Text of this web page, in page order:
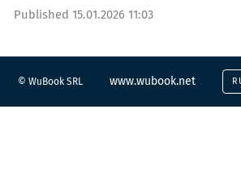
Published 15.01.2026 11:03
© WuBook SRL www.wubook.net